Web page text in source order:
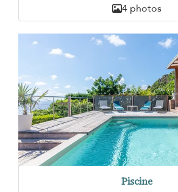
4 photos
Piscine